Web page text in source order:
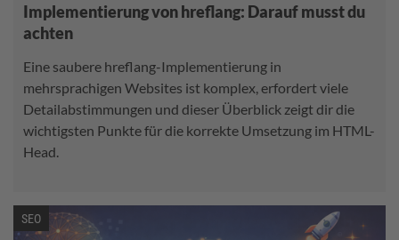
Implementierung von hreflang: Darauf musst du
achten
Eine saubere hreflang-Implementierung in
mehrsprachigen Websites ist komplex, erfordert viele
Detailabstimmungen und dieser Überblick zeigt dir die
wichtigsten Punkte für die korrekte Umsetzung im HTML-
Head.
SEO